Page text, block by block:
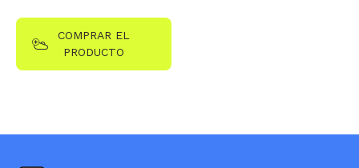
COMPRAR EL
PRODUCTO